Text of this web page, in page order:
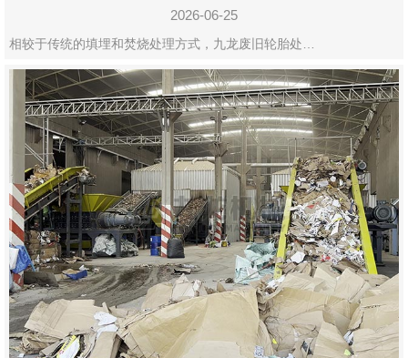
资源
2026-06-25
相较于传统的填埋和焚烧处理方式，九龙废旧轮胎处…